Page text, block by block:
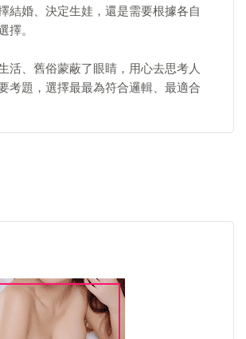
結婚、決定生娃，還是需要根據各自
擇。
活、舊俗蒙蔽了眼睛，用心去思考人
考題，選擇最最為符合邏輯、最適合